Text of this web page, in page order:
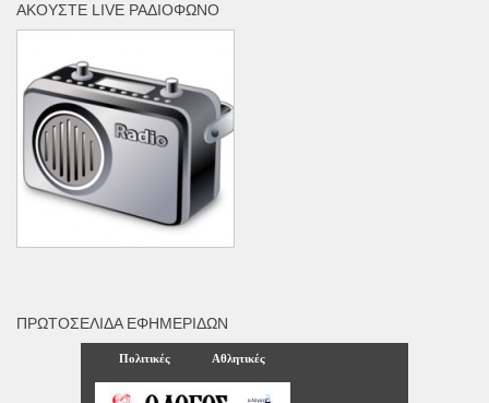
ΑΚΟΎΣΤΕ LIVE ΡΑΔΙΌΦΩΝΟ
ΠΡΩΤΟΣΈΛΙΔΑ ΕΦΗΜΕΡΊΔΩΝ